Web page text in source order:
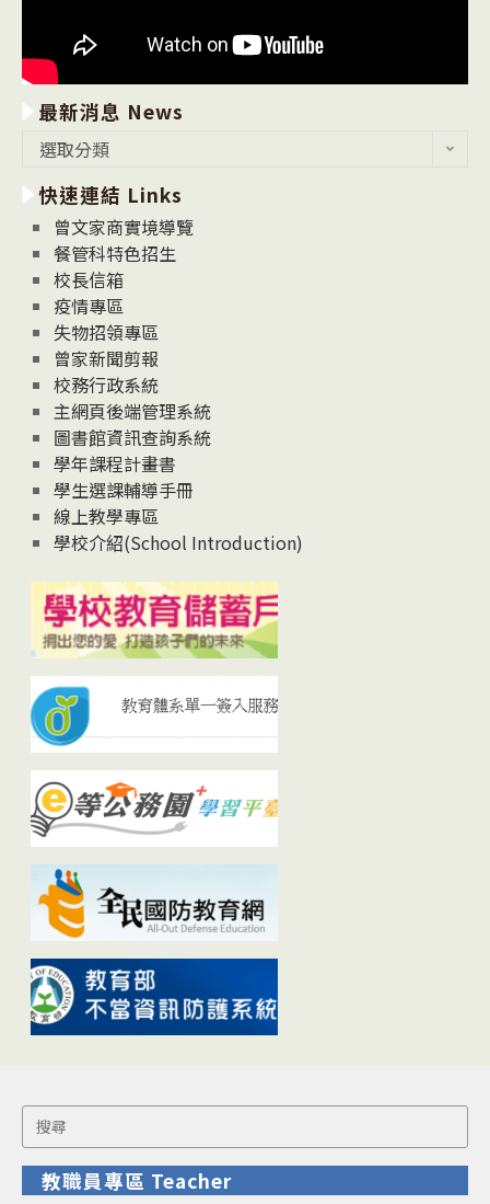
最新消息 News
消
息
News
選取分類
快速連結 Links
曾文家商實境導覽
餐管科特色招生
校長信箱
疫情專區
失物招領專區
曾家新聞剪報
校務行政系統
主網頁後端管理系統
圖書館資訊查詢系統
學年課程計畫書
學生選課輔導手冊
線上教學專區
學校介紹(School Introduction)
Search
for:
教職員專區 Teacher